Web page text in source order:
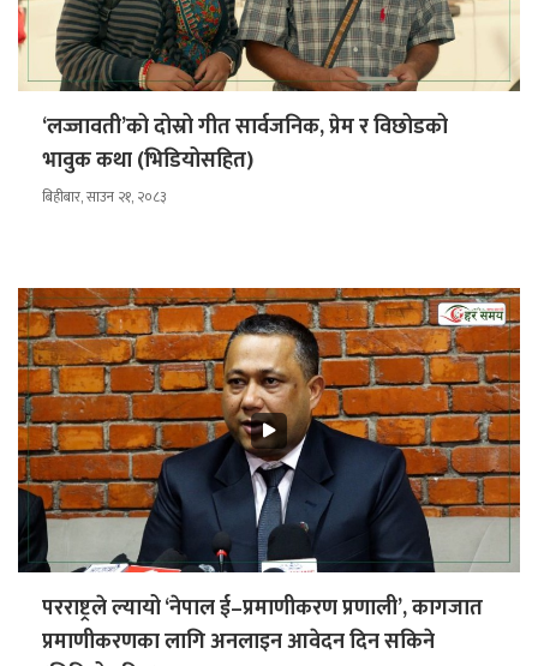
‘लज्जावती’को दोस्रो गीत सार्वजनिक, प्रेम र विछोडको
भावुक कथा (भिडियोसहित)
बिहीबार, साउन २१, २०८३
परराष्ट्रले ल्यायो ‘नेपाल ई–प्रमाणीकरण प्रणाली’, कागजात
प्रमाणीकरणका लागि अनलाइन आवेदन दिन सकिने